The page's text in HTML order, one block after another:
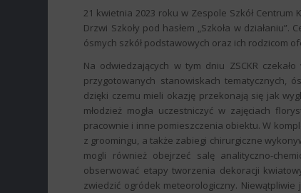
21 kwietnia 2023 roku w Zespole Szkół
Drzwi Szkoły pod hasłem „Szkoła w
ósmych szkół podstawowych oraz ich rodzicom
Na odwiedzających w tym dniu ZSCKR
przygotowanych stanowiskach tematycznych,
dzięki czemu mieli okazję przekonają się jak
młodzież mogła uczestniczyć w zajęciach
pracownie i inne pomieszczenia obiektu. W
z groomingu, a także zabiegi chirurgiczne
mogli również obejrzeć salę analityczno-
obserwować etapy tworzenia dekoracji
zwiedzić ogródek meteorologiczny.